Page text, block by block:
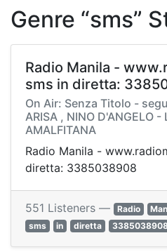
Genre “sms”
Radio Manila -
sms in diretta:
On Air: Senza Titolo -
ARISA , NINO D'ANGELO -
AMALFITANA
Radio Manila -
diretta: 3385038908
551 Listeners — Radio
sms
in diretta